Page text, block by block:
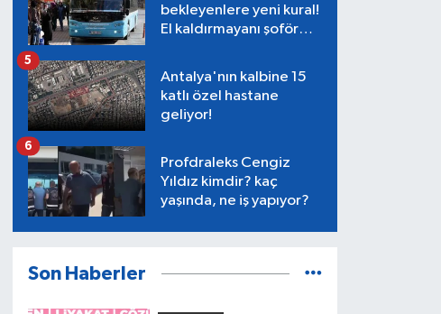
bekleyenlere yeni kural!
El kaldırmayanı şoför
Antalya'nın kalbine 15
katlı özel hastane
geliyor!
5
Profdraleks Cengiz
Yıldız kimdir? kaç
yaşında, ne iş yapıyor?
6
Son Haberler